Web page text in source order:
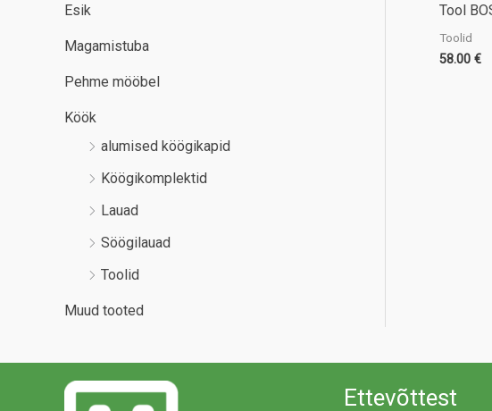
Esik
Magamistuba
Pehme mööbel
Köök
alumised köögikapid
Köögikomplektid
Lauad
Söögilauad
Toolid
Muud tooted
Tool
Toolid
58.00 €
Ettevõttest